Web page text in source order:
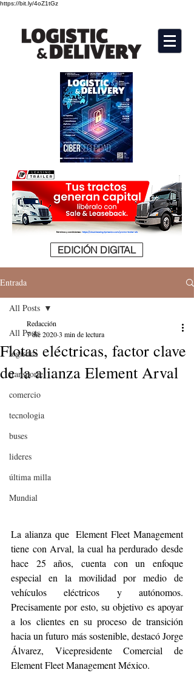
https://bit.ly/4oZ1tGz
EDICIÓN DIGITAL
Entrada
All Posts
logistica
transporte
comercio
tecnologia
buses
lideres
última milla
Mundial
All Posts
Flotas eléctricas, factor clave
de la alianza Element Arval
Redacción
7 dic 20203 min de lectura
La alianza que  Element Fleet Management
tiene con Arval, la cual ha perdurado desde
hace 25 años, cuenta con un enfoque
especial en la movilidad por medio de
vehículos eléctricos y autónomos.
Precisamente por esto, su objetivo es apoyar
a los clientes en su proceso de transición
hacia un futuro más sostenible, destacó Jorge
Álvarez, Vicepresidente Comercial de
Element Fleet Management México.